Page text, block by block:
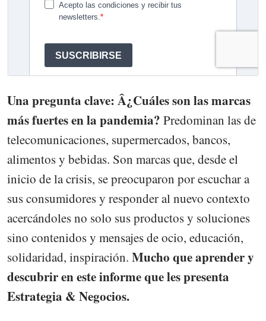
Una pregunta clave: Â¿Cuáles son las marcas
más fuertes en la pandemia? Predominan las de
telecomunicaciones, supermercados, bancos,
alimentos y bebidas. Son marcas que, desde el
inicio de la crisis, se preocuparon por escuchar a
sus consumidores y responder al nuevo contexto
acercándoles no solo sus productos y soluciones
sino contenidos y mensajes de ocio, educación,
solidaridad, inspiración. Mucho que aprender y
descubrir en este informe que les presenta
Estrategia & Negocios.